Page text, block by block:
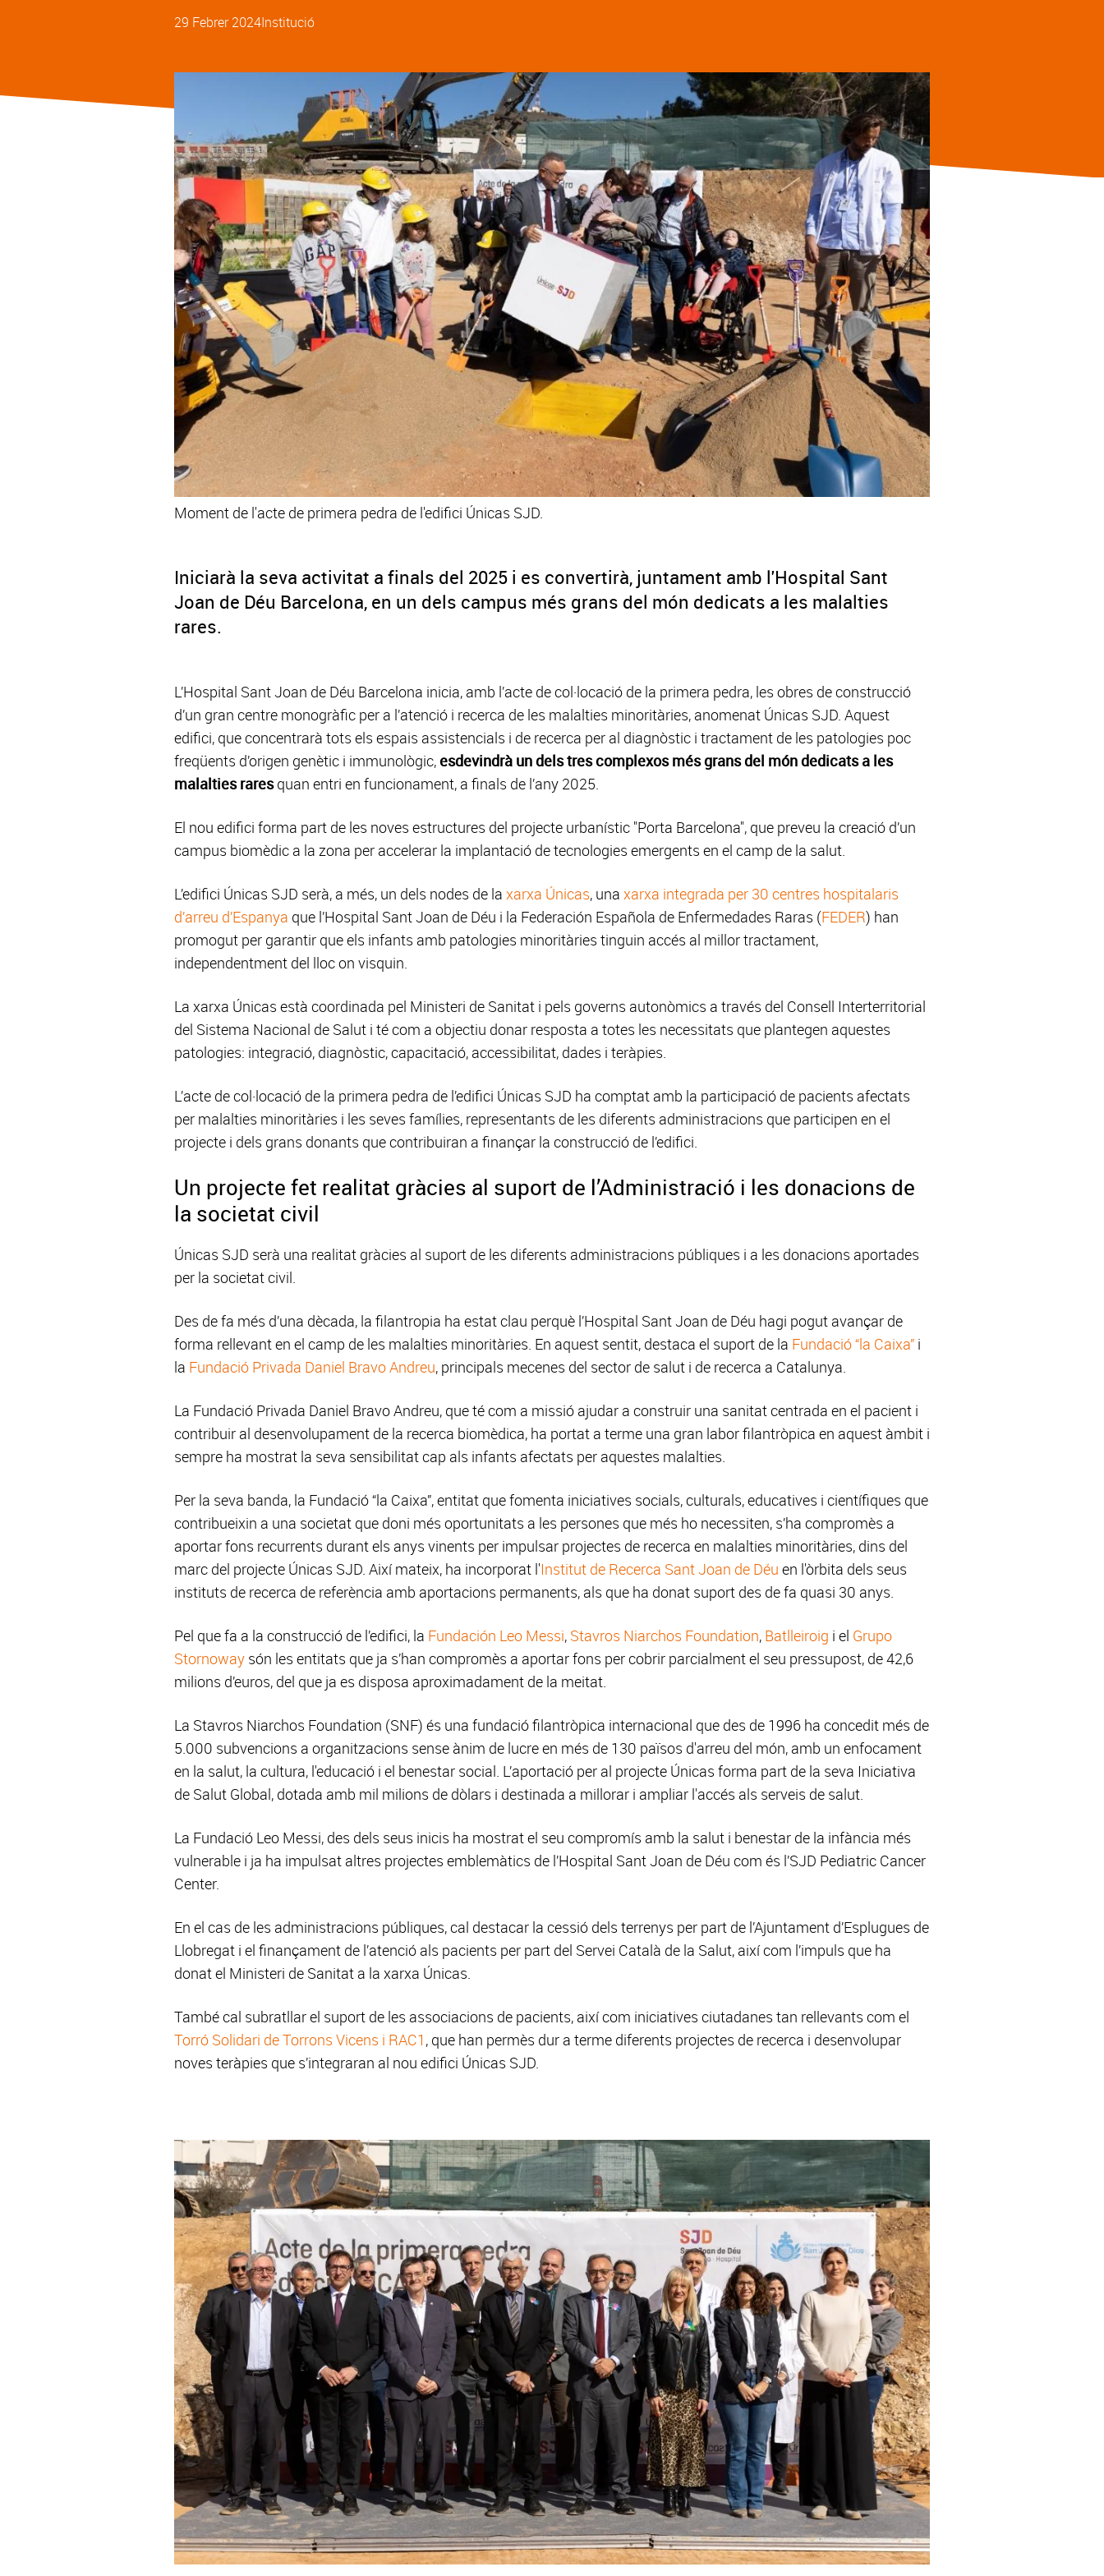
29 Febrer 2024Institució
Moment de l'acte de primera pedra de l'edifici Únicas SJD.
Iniciarà la seva activitat a finals del 2025 i es convertirà, juntament amb l'Hospital Sant
Joan de Déu Barcelona, en un dels campus més grans del món dedicats a les malalties
rares.
L’Hospital Sant Joan de Déu Barcelona inicia, amb l’acte de col·locació de la primera pedra, les obres de construcció
d’un gran centre monogràfic per a l’atenció i recerca de les malalties minoritàries, anomenat Únicas SJD. Aquest
edifici, que concentrarà tots els espais assistencials i de recerca per al diagnòstic i tractament de les patologies poc
freqüents d’origen genètic i immunològic,esdevindrà un dels tres complexos més grans del món dedicats a les
malalties raresquan entri en funcionament, a finals de l’any 2025.
El nou edifici forma part de les noves estructures del projecte urbanístic "Porta Barcelona", que preveu la creació d’un
campus biomèdic a la zona per accelerar la implantació de tecnologies emergents en el camp de la salut.
L’edifici Únicas SJD serà, a més, un dels nodes de la xarxa Únicas, una xarxa integrada per 30 centres hospitalaris
d’arreu d’Espanya que l’Hospital Sant Joan de Déu i la Federación Española de Enfermedades Raras (FEDER) han
promogut per garantir que els infants amb patologies minoritàries tinguin accés al millor tractament,
independentment del lloc on visquin.
La xarxa Únicas està coordinada pel Ministeri de Sanitat i pels governs autonòmics a través del Consell Interterritorial
del Sistema Nacional de Salut i té com a objectiu donar resposta a totes les necessitats que plantegen aquestes
patologies: integració, diagnòstic, capacitació, accessibilitat, dades i teràpies.
L’acte de col·locació de la primera pedra de l’edifici Únicas SJD ha comptat amb la participació de pacients afectats
per malalties minoritàries i les seves famílies, representants de les diferents administracions que participen en el
projecte i dels grans donants que contribuiran a finançar la construcció de l’edifici.
Un projecte fet realitat gràcies al suport de l’Administració i les donacions de
la societat civil
Únicas SJD serà una realitat gràcies al suport de les diferents administracions públiques i a les donacions aportades
per la societat civil.
Des de fa més d’una dècada, la filantropia ha estat clau perquè l’Hospital Sant Joan de Déu hagi pogut avançar de
forma rellevant en el camp de les malalties minoritàries. En aquest sentit, destaca el suport de la Fundació “la Caixa” i
la Fundació Privada Daniel Bravo Andreu, principals mecenes del sector de salut i de recerca a Catalunya.
La Fundació Privada Daniel Bravo Andreu, que té com a missió ajudar a construir una sanitat centrada en el pacient i
contribuir al desenvolupament de la recerca biomèdica, ha portat a terme una gran labor filantròpica en aquest àmbit i
sempre ha mostrat la seva sensibilitat cap als infants afectats per aquestes malalties.
Per la seva banda, la Fundació “la Caixa”, entitat que fomenta iniciatives socials, culturals, educatives i científiques que
contribueixin a una societat que doni més oportunitats a les persones que més ho necessiten, s’ha compromès a
aportar fons recurrents durant els anys vinents per impulsar projectes de recerca en malalties minoritàries, dins del
marc del projecte Únicas SJD. Així mateix, ha incorporat l'Institut de Recerca Sant Joan de Déu en l'òrbita dels seus
instituts de recerca de referència amb aportacions permanents, als que ha donat suport des de fa quasi 30 anys.
Pel que fa a la construcció de l’edifici, la Fundación Leo Messi, Stavros Niarchos Foundation, Batlleiroig i el Grupo
Stornoway són les entitats que ja s’han compromès a aportar fons per cobrir parcialment el seu pressupost, de 42,6
milions d’euros, del que ja es disposa aproximadament de la meitat.
La Stavros Niarchos Foundation (SNF) és una fundació filantròpica internacional que des de 1996 ha concedit més de
5.000 subvencions a organitzacions sense ànim de lucre en més de 130 països d'arreu del món, amb un enfocament
en la salut, la cultura, l'educació i el benestar social. L’aportació per al projecte Únicas forma part de la seva Iniciativa
de Salut Global, dotada amb mil milions de dòlars i destinada a millorar i ampliar l'accés als serveis de salut.
La Fundació Leo Messi, des dels seus inicis ha mostrat el seu compromís amb la salut i benestar de la infància més
vulnerable i ja ha impulsat altres projectes emblemàtics de l’Hospital Sant Joan de Déu com és l’SJD Pediatric Cancer
Center.
En el cas de les administracions públiques, cal destacar la cessió dels terrenys per part de l’Ajuntament d’Esplugues de
Llobregat i el finançament de l’atenció als pacients per part del Servei Català de la Salut, així com l’impuls que ha
donat el Ministeri de Sanitat a la xarxa Únicas.
També cal subratllar el suport de les associacions de pacients, així com iniciatives ciutadanes tan rellevants com el
Torró Solidari de Torrons Vicens i RAC1 , que han permès dur a terme diferents projectes de recerca i desenvolupar
noves teràpies que s’integraran al nou edifici Únicas SJD.